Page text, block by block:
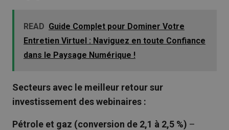
READ Guide Complet pour Dominer Votre
Entretien Virtuel : Naviguez en toute Confiance
dans le Paysage Numérique !
Secteurs avec le meilleur retour sur
investissement des webinaires :
Pétrole et gaz (conversion de 2,1 à 2,5 %) –